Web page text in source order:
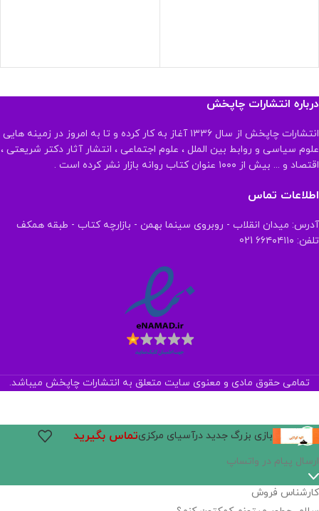
درباره انتشارات چاپخش
انتشارات چاپخش از سال ۱۳۳۶ آغاز به کار کرده و تا به امروز در زمینه هایی
علوم سیاسی و روابط بین الملل ، علوم اجتماعی ، انتشار آثار دکتر شریعتی ،
اقتصاد و ... بیش از ۱۰۰۰ عنوان کتاب روانه بازار نشر کرده است .
اطلاعات تماس
آدرس: میدان انقلاب - روبروی سینما بهمن - بازارچه کتاب - طبقه همکف
تلفن: ۶۶۴۰۴۱۱۰ 021
تمامی حقوق مادی و معنوی سایت متعلق به انتشارات چاپخش میباشد.
بازی بزرگ جدید درآسیای مرکزیتماس بگیرید